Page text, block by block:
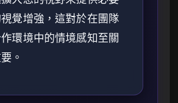
覺增強，這對於在團隊
環境中的情境感知至關
。